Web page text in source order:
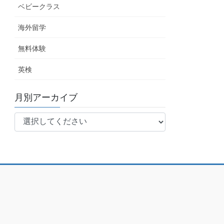
ベビークラス
海外留学
無料体験
英検
月別アーカイブ